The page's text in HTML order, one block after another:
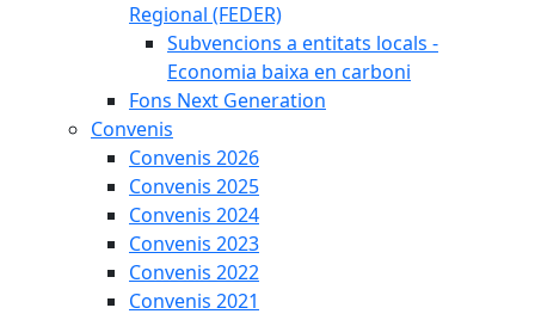
Regional (FEDER)
Subvencions a entitats locals -
Economia baixa en carboni
Fons Next Generation
Convenis
Convenis 2026
Convenis 2025
Convenis 2024
Convenis 2023
Convenis 2022
Convenis 2021